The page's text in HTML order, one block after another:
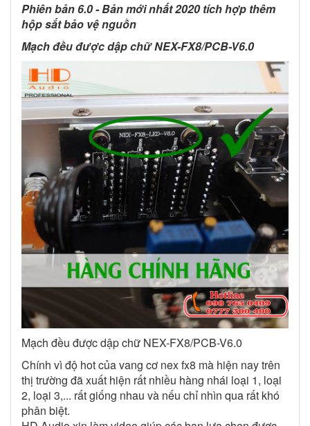
Phiên bản 6.0 - Bản mới nhất 2020 tích hợp thêm
hộp sắt bảo vệ nguồn
Mạch đều được dập chữ NEX-FX8/PCB-V6.0
Mạch đều được dập chữ NEX-FX8/PCB-V6.0
Chính vì độ hot của vang cơ nex fx8 mà hiện nay trên
thị trường đã xuất hiện rất nhiều hàng nhái loại 1, loại
2, loại 3,... rất giống nhau và nếu chỉ nhìn qua rất khó
phân biệt.